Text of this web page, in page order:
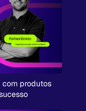
com produtos